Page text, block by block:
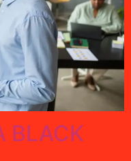
BLACK